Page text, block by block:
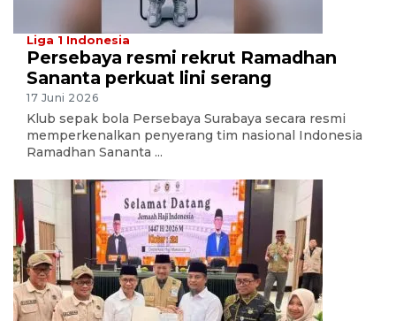
Liga 1 Indonesia
Persebaya resmi rekrut Ramadhan
Sananta perkuat lini serang
17 Juni 2026
Klub sepak bola Persebaya Surabaya secara resmi
memperkenalkan penyerang tim nasional Indonesia
Ramadhan Sananta ...